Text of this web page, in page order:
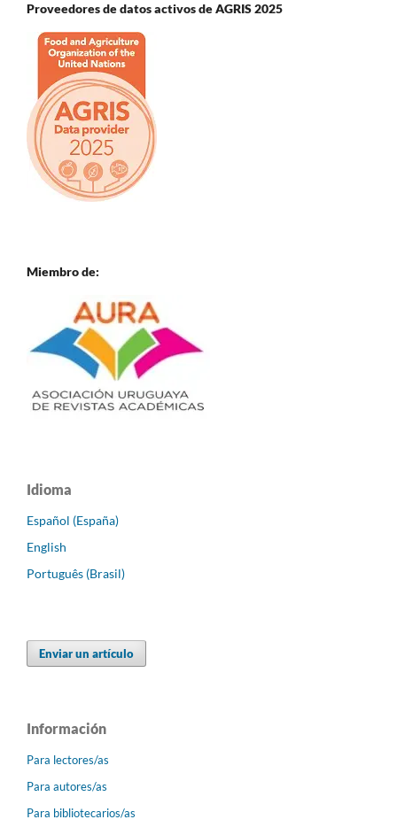
Proveedores de datos activos de AGRIS 2025
Miembro de:
Idioma
Español (España)
English
Português (Brasil)
Enviar un artículo
Información
Para lectores/as
Para autores/as
Para bibliotecarios/as